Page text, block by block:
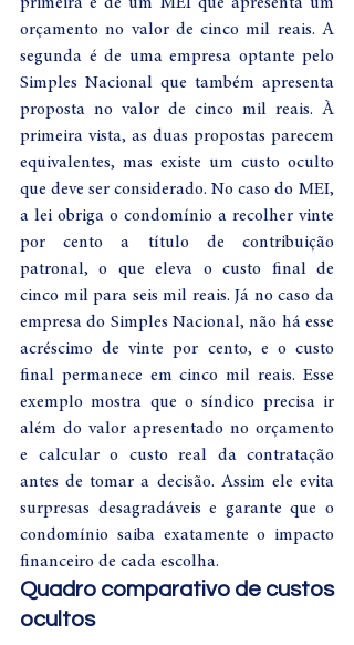
orçamento no valor de cinco mil reais. A
segunda é de uma empresa optante pelo
Simples Nacional que também apresenta
proposta no valor de cinco mil reais. À
primeira vista, as duas propostas parecem
equivalentes, mas existe um custo oculto
que deve ser considerado. No caso do MEI,
a lei obriga o condomínio a recolher vinte
por cento a título de contribuição
patronal, o que eleva o custo final de
cinco mil para seis mil reais. Já no caso da
empresa do Simples Nacional, não há esse
acréscimo de vinte por cento, e o custo
final permanece em cinco mil reais. Esse
exemplo mostra que o síndico precisa ir
além do valor apresentado no orçamento
e calcular o custo real da contratação
antes de tomar a decisão. Assim ele evita
surpresas desagradáveis e garante que o
condomínio saiba exatamente o impacto
financeiro de cada escolha.
Quadro comparativo de custos
ocultos